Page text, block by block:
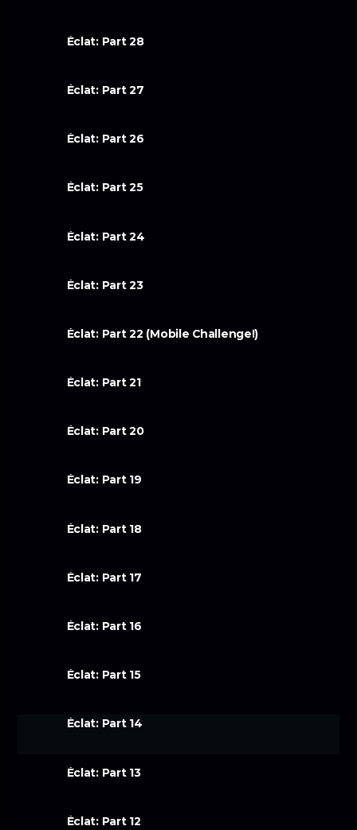
Éclat: Part 28
Éclat: Part 27
Éclat: Part 26
Éclat: Part 25
Éclat: Part 24
Éclat: Part 23
Éclat: Part 22 (Mobile Challenge!)
Éclat: Part 21
Éclat: Part 20
Éclat: Part 19
Éclat: Part 18
Éclat: Part 17
Éclat: Part 16
Éclat: Part 15
Éclat: Part 14
Éclat: Part 13
Éclat: Part 12